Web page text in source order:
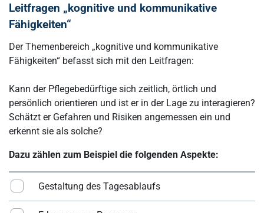
Leitfragen „kognitive und kommunikative
Fähigkeiten“
Der Themenbereich „kognitive und kommunikative
Fähigkeiten“ befasst sich mit den Leitfragen:
Kann der Pflegebedürftige sich zeitlich, örtlich und
persönlich orientieren und ist er in der Lage zu interagieren?
Schätzt er Gefahren und Risiken angemessen ein und
erkennt sie als solche?
Dazu zählen zum Beispiel die folgenden Aspekte:
Gestaltung des Tagesablaufs